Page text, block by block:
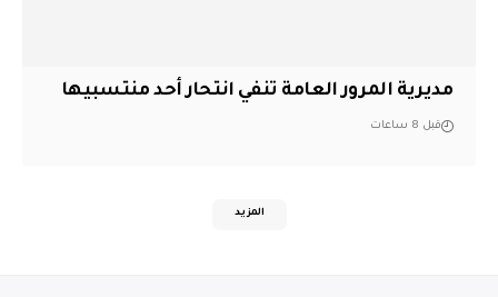
مديرية المرور العامة تنفي انتحار أحد منتسبيها
قبل 8 ساعات
المزيد